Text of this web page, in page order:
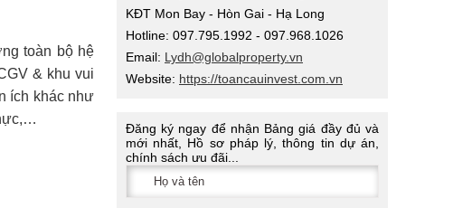
toàn bộ hệ
& khu vui
ích khác như
KĐT Mon Bay - Hòn Gai - Hạ Long
Hotline: 097.795.1992 - 097.968.1026
Email: Lydh@globalproperty.vn
Website: https://toancauinvest.com.vn
Đăng ký ngay để nhận Bảng giá đầy đủ và
mới nhất, Hồ sơ pháp lý, thông tin dự án,
chính sách ưu đãi...